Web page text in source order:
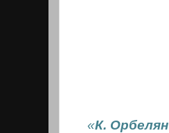
«К. Орбелян